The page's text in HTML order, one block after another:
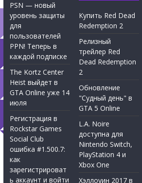
PSN — новый
уровень защиты
для
пользователей
PPN! Теперь в
каждой подписке
The Kortz Center
Heist выйдет в
GTA Online уже 14
июля
Регистрация в
Rockstar Games
Social Club
ошибка #1.500.7:
как
зарегистрироват
ь аккаунт и войти
Купить Red Dead
Redemption 2
Релизный
трейлер Red
Dead Redemption
2
Обновление
"Судный день" в
GTA 5 Online
L.A. Noire
доступна для
Nintendo Switch,
PlayStation 4 и
Xbox One
Хэллоуин 2017 в